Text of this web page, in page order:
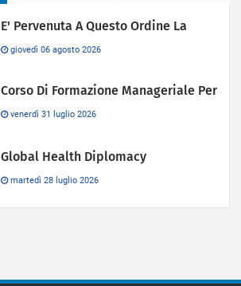
E' Pervenuta A Questo Ordine La
giovedì 06 agosto 2026
Corso Di Formazione Manageriale Per
venerdì 31 luglio 2026
Global Health Diplomacy
martedì 28 luglio 2026